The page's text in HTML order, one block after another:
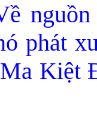
nguồn
phát
Kiệt